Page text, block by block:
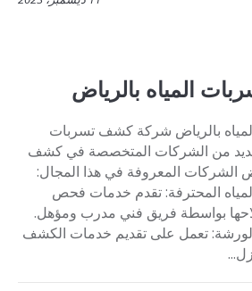
المياه بالرياض
بالرياض شركة كشف تسربات
من الشركات المتخصصة في كشف
الشركات المعروفة في هذا المجال:
المحترفة: تقدم خدمات فحص
بواسطة فريق فني مدرب ومؤهل.
تعمل على تقديم خدمات الكشف